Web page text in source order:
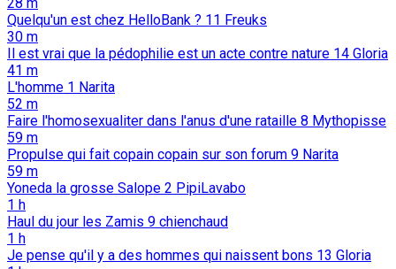
Quelqu'un est chez HelloBank ? 11 Freuks
30 m
Il est vrai que la pédophilie est un acte contre nature 14 Gloria
41 m
L'homme 1 Narita
52 m
Faire l'homosexualiter dans l'anus d'une rataille 8 Mythopisse
59 m
Propulse qui fait copain copain sur son forum 9 Narita
59 m
Yoneda la grosse Salope 2 PipiLavabo
1 h
Haul du jour les Zamis 9 chienchaud
1 h
Je pense qu'il y a des hommes qui naissent bons 13 Gloria